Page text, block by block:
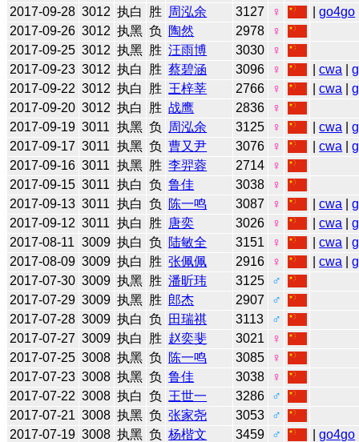
2017-09-28 3012 执白 胜 周泓余 3127 ♀ |go4go
2017-09-26 3012 执黑 负 陶然 2978
♀
2017-09-25 3012 执黑 胜 汪雨博 3030
♀
2017-09-23 3012 执白 胜 蔡碧涵 3096 ♀ |cwa |
2017-09-22 3012 执白 胜 王梓莘 2766 ♀ |cwa |
2017-09-20 3012 执白 胜 战鹰 2836
♀
2017-09-19 3011 执黑 负 周泓余 3125 ♀ |cwa |
2017-09-17 3011 执黑 负 曹又尹 3076 ♀ |cwa |
2017-09-16 3011 执黑 胜 李羿蓉 2714
♀
2017-09-15 3011 执白 负 鲁佳 3038
♀
2017-09-13 3011 执白 负 陈一鸣 3087 ♀ |cwa |
2017-09-12 3011 执白 胜 唐奕 3026 ♀ |cwa |
2017-08-11 3009 执白 负 陆敏全 3151 ♀ |cwa |
2017-08-09 3009 执白 胜 张佩佩 2916 ♀ |cwa |
2017-07-30 3009 执黑 胜 潘昕玮 3125
♂
2017-07-29 3009 执黑 胜 郎杰 2907
♂
2017-07-28 3009 执白 负 田瑞祺 3113
♂
2017-07-27 3009 执白 胜 赵奕斐 3021
♀
2017-07-25 3008 执黑 负 陈一鸣 3085
♀
2017-07-23 3008 执黑 负 鲁佳 3038
♀
2017-07-22 3008 执白 负 王世一 3286
♂
2017-07-21 3008 执黑 负 张家尧 3053
♂
2017-07-19 3008 执黑 负 杨楷文 3459 ♂ |go4go